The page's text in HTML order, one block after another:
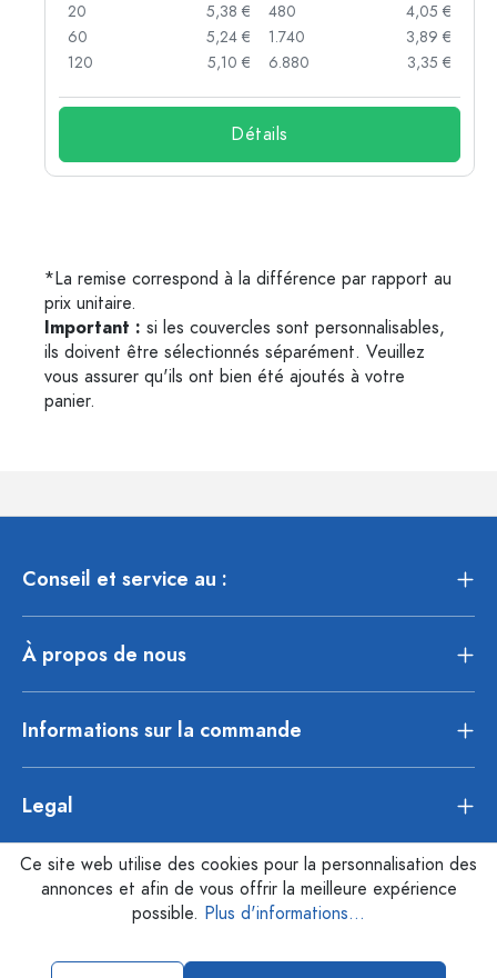
20
5,38 €
60
5,24 €
120
5,10 €
480
4,05 €
1.740
3,89 €
6.880
3,35 €
Détails
*La remise correspond à la différence par rapport au
prix unitaire.
Important : si les couvercles sont personnalisables,
ils doivent être sélectionnés séparément. Veuillez
vous assurer qu'ils ont bien été ajoutés à votre
panier.
Conseil et service au :
À propos de nous
Informations sur la commande
Legal
Ce site web utilise des cookies pour la personnalisation des
annonces et afin de vous offrir la meilleure expérience
possible. Plus d'informations...